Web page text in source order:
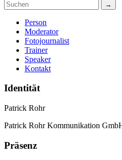
Person
Moderator
Fotojournalist
Trainer
Speaker
Kontakt
Identität
Patrick Rohr
Patrick Rohr Kommunikation
Präsenz